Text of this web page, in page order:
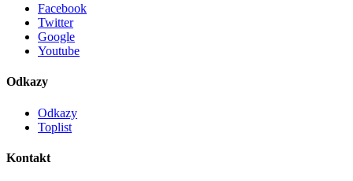
Facebook
Twitter
Google
Youtube
Odkazy
Odkazy
Toplist
Kontakt